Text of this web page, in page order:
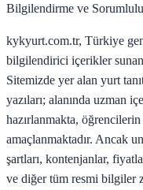
Bilgilendirme ve
kykyurt.com.tr, Türkiye
bilgilendirici içerikler
Sitemizde yer alan yurt
yazıları; alanında uzman
hazırlanmakta,
amaçlanmaktadır. Ancak
şartları, kontenjanlar,
ve diğer tüm resmi bilgiler